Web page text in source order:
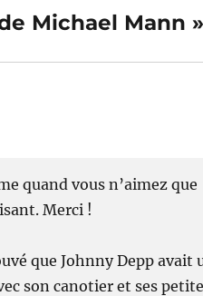
Michael Mann »
quand vous n’aimez que
Merci !
que Johnny Depp avait
son canotier et ses